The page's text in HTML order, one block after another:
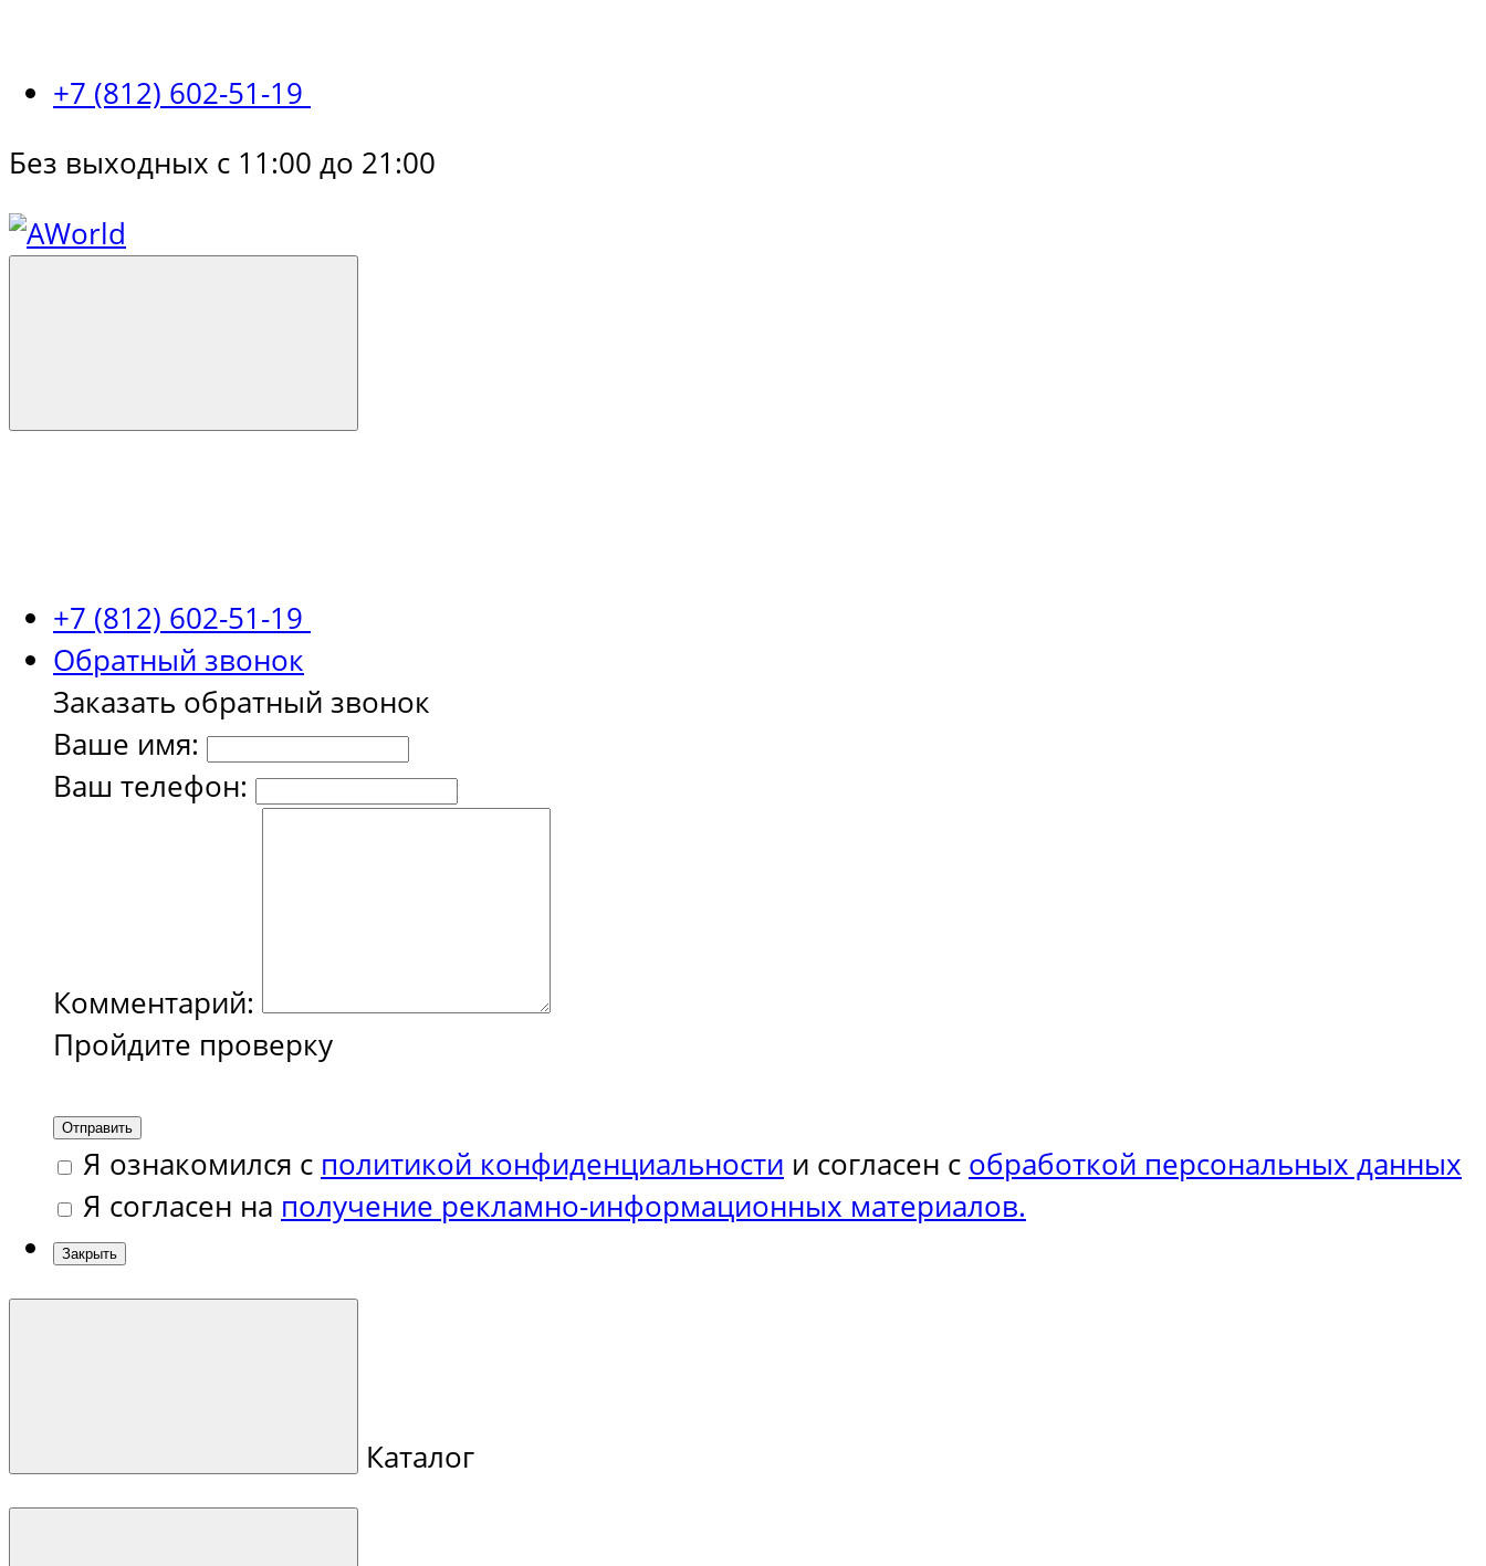
+7 (812) 602-51-19
Без выходных с 11:00 до 21:00
+7 (812) 602-51-19
Обратный звонок
Заказать обратный звонок
Ваше имя:
Ваш телефон:
Комментарий:
Пройдите проверку
Отправить
Я ознакомился с политикой конфиденциальности и согласен с обработкой персональных данных
Я согласен на получение рекламно-информационных материалов.
Закрыть
Каталог